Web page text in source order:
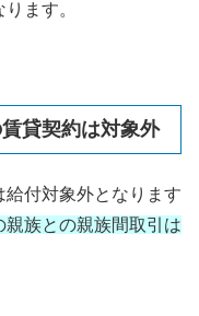
ます。
貸契約は対象外
付対象外となります
親族との親族間取引は